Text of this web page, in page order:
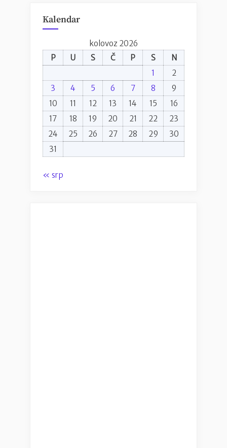
Kalendar
kolovoz 2026
P
U S Č P S
N
1
2
3
4 5 6 7 8
9
10
11 12 13 14 15
16
17
18 19 20 21 22
23
24
25 26 27 28 29
30
31
« srp